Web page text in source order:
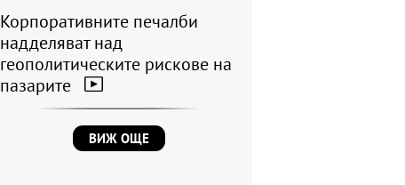
Корпоративните печалби
надделяват над
геополитическите рискове на
пазарите
ВИЖ ОЩЕ